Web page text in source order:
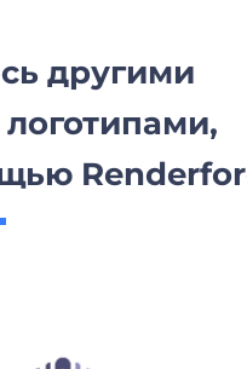
другими